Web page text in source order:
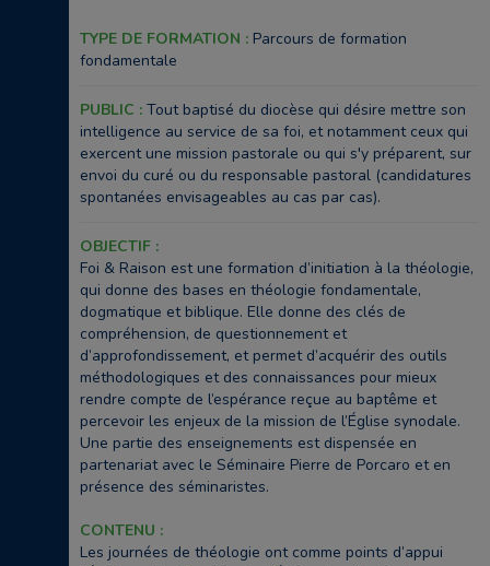
TYPE DE FORMATION : Parcours de formation
fondamentale
PUBLIC : Tout baptisé du diocèse qui désire mettre son
intelligence au service de sa foi, et notamment ceux qui
exercent une mission pastorale ou qui s'y préparent, sur
envoi du curé ou du responsable pastoral (candidatures
spontanées envisageables au cas par cas).
OBJECTIF :
Foi & Raison est une formation d’initiation à la théologie,
qui donne des bases en théologie fondamentale,
dogmatique et biblique. Elle donne des clés de
compréhension, de questionnement et
d’approfondissement, et permet d’acquérir des outils
méthodologiques et des connaissances pour mieux
rendre compte de l’espérance reçue au baptême et
percevoir les enjeux de la mission de l’Église synodale.
Une partie des enseignements est dispensée en
partenariat avec le Séminaire Pierre de Porcaro et en
présence des séminaristes.
CONTENU :
Les journées de théologie ont comme points d’appui